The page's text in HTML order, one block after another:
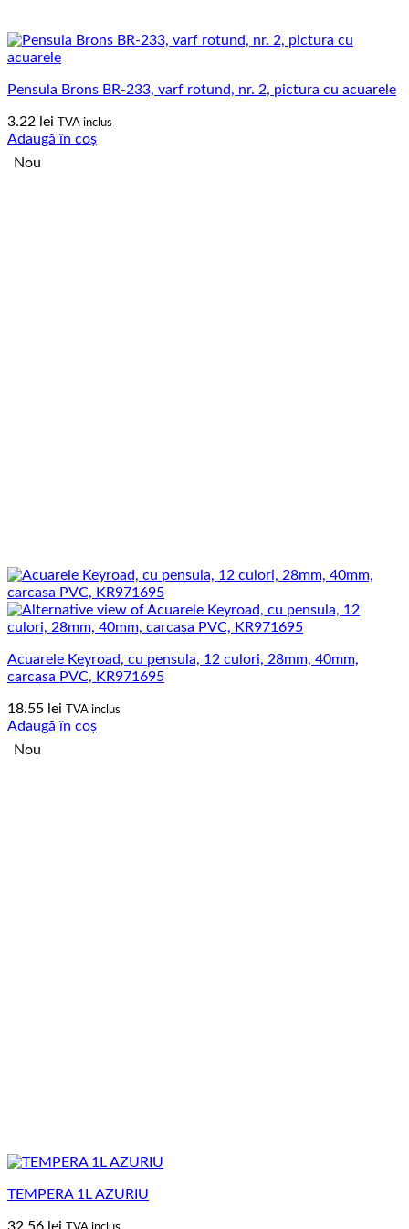
Pensula Brons BR-233, varf rotund, nr. 2, pictura cu acuarele
3.22 lei TVA inclus
Adaugă în coș
Nou
Acuarele Keyroad, cu pensula, 12 culori, 28mm, 40mm,
carcasa PVC, KR971695
18.55 lei TVA inclus
Adaugă în coș
Nou
TEMPERA 1L AZURIU